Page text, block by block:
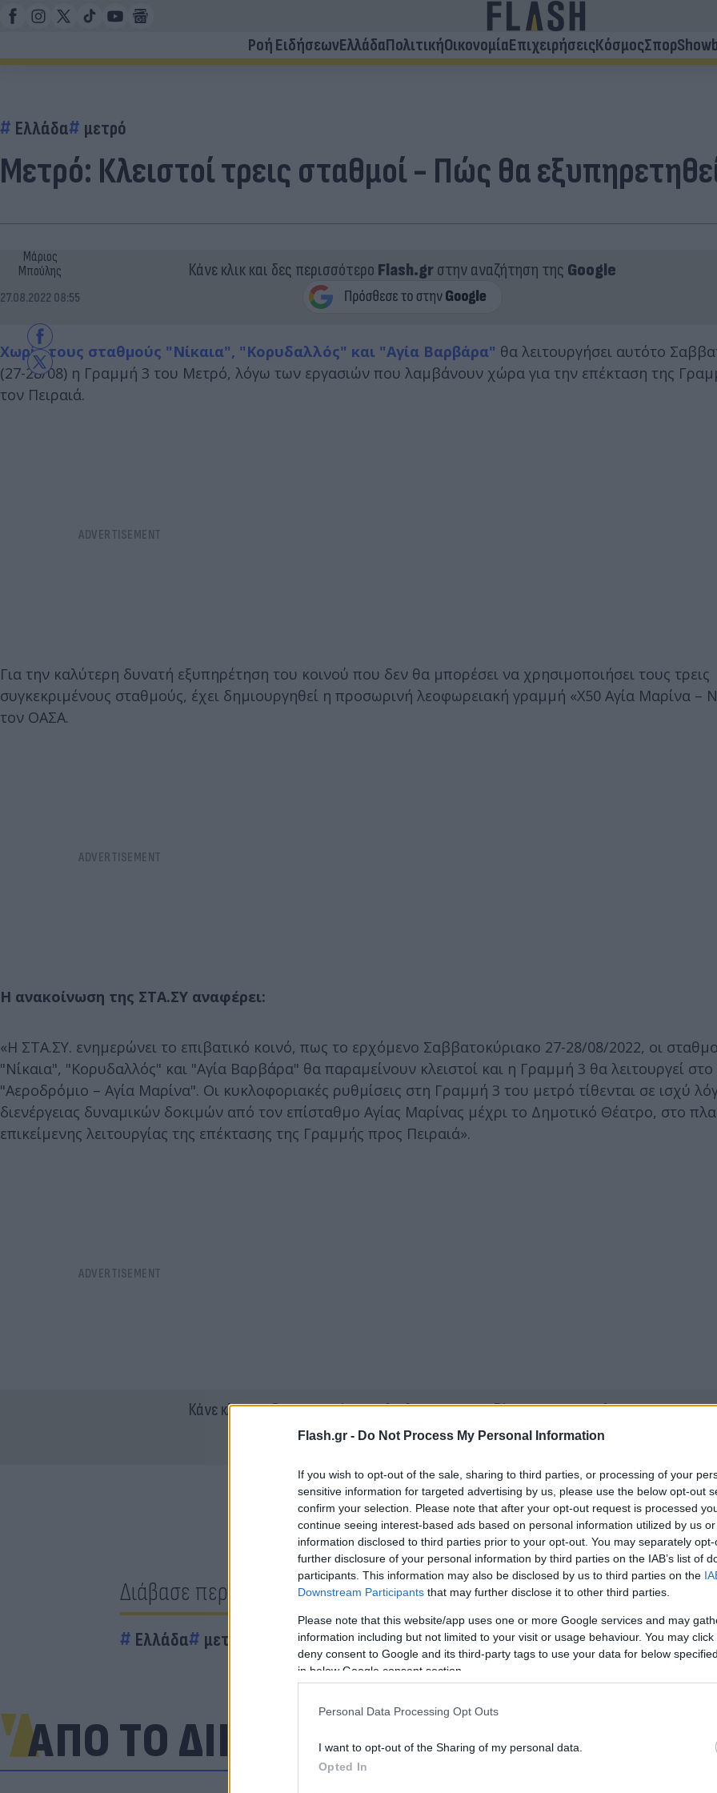
Flash.gr - Do Not Process My Personal Information
If you wish to opt-out of the sale, sharing to third parties, or processing of your
sensitive information for targeted advertising by us, please use the below opt-out
confirm your selection. Please note that after your opt-out request is processed
continue seeing interest-based ads based on personal information utilized by us
information disclosed to third parties prior to your opt-out. You may separately
further disclosure of your personal information by third parties on the IAB’s list of
participants. This information may also be disclosed by us to third parties on the
Downstream Participants that may further disclose it to other third parties.
Please note that this website/app uses one or more Google services and may
information including but not limited to your visit or usage behaviour. You may
deny consent to Google and its third-party tags to use your data for below
in below Google consent section.
Personal Data Processing Opt Outs
I want to opt-out of the Sharing of my personal data.
Opted In
Ροή ΕιδήσεωνΕλλάδαΠολιτικήΟικονομίαΕπιχειρήσειςΚόσμοςΣπορ
Ελλάδα μετρό
Μετρό: Κλειστοί τρεις σταθμοί - Πώς θα
Μάριος
Μπούλης
27.08.2022 08:55
Κάνε κλικ και δες περισσότερο Flash.grστην αναζήτηση της Google
Χωρίς τους σταθμούς "Νίκαια", "Κορυδαλλός" και "Αγία Βαρβάρα" θα λειτουργήσει αυτο΄το
(27-28/08) η Γραμμή 3 του Μετρό, λόγω των εργασιών που λαμβάνουν χώρα για την επέκταση της
τον Πειραιά.
Για την καλύτερη δυνατή εξυπηρέτηση του κοινού που δεν θα μπορέσει να χρησιμοποιήσει τους τρεις
συγκεκριμένους σταθμούς, έχει δημιουργηθεί η προσωρινή λεοφωρειακή γραμμή «Χ50 Αγία Μαρίνα –
τον ΟΑΣΑ.
Η ανακοίνωση της ΣΤΑ.ΣΥ αναφέρει:
«Η ΣΤΑ.ΣΥ. ενημερώνει το επιβατικό κοινό, πως το ερχόμενο Σαββατοκύριακο 27-28/08/2022, οι
"Νίκαια", "Κορυδαλλός" και "Αγία Βαρβάρα" θα παραμείνουν κλειστοί και η Γραμμή 3 θα λειτουργεί
"Αεροδρόμιο – Αγία Μαρίνα". Οι κυκλοφοριακές ρυθμίσεις στη Γραμμή 3 του μετρό τίθενται σε ισχύ
διενέργειας δυναμικών δοκιμών από τον επίσταθμο Αγίας Μαρίνας μέχρι το Δημοτικό Θέατρο, στο
επικείμενης λειτουργίας της επέκτασης της Γραμμής προς Πειραιά».
Κάνε κλικ και δες περισσότεροFlash.grστην αναζήτηση τηςGoogle
Διάβασε περισσότερα
Ελλάδα μετρό
ΑΠΟ ΤΟ ΔΙΚΤΥΟ